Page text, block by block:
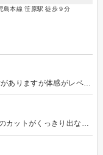
島本線 笹原駅 徒歩９分
痩身を受けました。 色んなサロンに通った経験がありますが体感がレベチです。 ハイパワー故に最初は違和感というか慣れない感覚がありましたが慣れてきますよと言われて我慢していたら、最後らへんにはほんとに慣れて普通におしゃべりできるくらいになりました！ お腹周りのサイズダウンも実感でき、効果もばっちりです。 担当の方は気さくで喋りやすく初対面なのにとても楽しい時間でした。 店内も綺麗で清潔感があり気遣いもしてくださり嬉しかったです。 また次回もお願いいたします^^